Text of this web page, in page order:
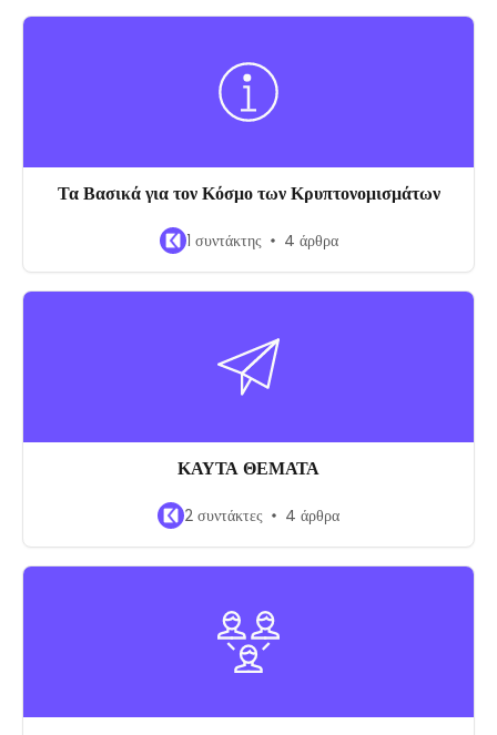
Τα Βασικά για τον Κόσμο των Κρυπτονομισμάτων
1 συντάκτης 4 άρθρα
ΚΑΥΤΑ ΘΕΜΑΤΑ
2 συντάκτες 4 άρθρα